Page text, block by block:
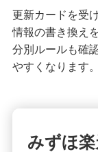
更新カードを受
情報の書き換え
分別ルールも確
やすくなります。
みずほ